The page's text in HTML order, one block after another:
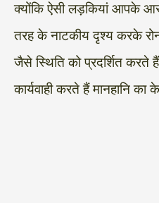
क्योंकि ऐसी लड़कियां आपके
तरह के नाटकीय दृश्य करके
जैसे स्थिति को प्रदर्शित
कार्यवाही करते हैं मानहानि